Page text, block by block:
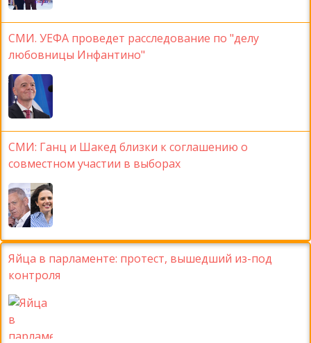
СМИ. УЕФА проведет расследование по "делу
любовницы Инфантино"
СМИ: Ганц и Шакед близки к соглашению о
совместном участии в выборах
Яйца в парламенте: протест, вышедший из-под
контроля